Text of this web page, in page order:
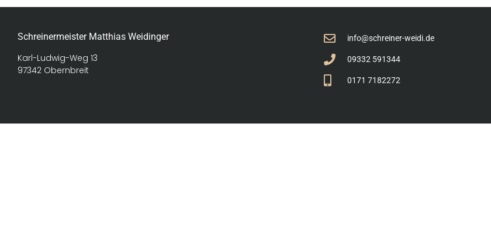
Schreinermeister Matthias Weidinger
Karl-Ludwig-Weg 13
97342 Obernbreit
info@schreiner-weidi.de
09332 591344
0171 7182272